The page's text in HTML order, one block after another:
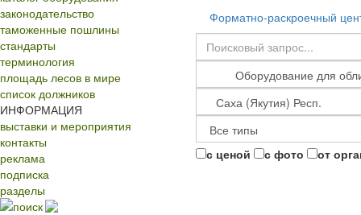
законодательство
таможенные пошлины
стандарты
терминология
площадь лесов в мире
список должников
ИНФОРМАЦИЯ
выставки и мероприятия
контакты
реклама
подписка
разделы
поиск
Форматно-раскроечный
с ценой с фото от